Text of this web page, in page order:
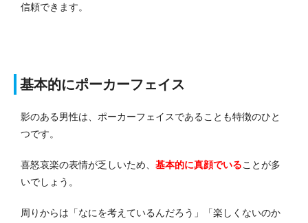
信頼できます。
基本的にポーカーフェイス
影のある男性は、ポーカーフェイスであることも特徴のひと
つです。
喜怒哀楽の表情が乏しいため、 基本的に真顔でいることが多
いでしょう。
周りからは「なにを考えているんだろう」「楽しくないのか